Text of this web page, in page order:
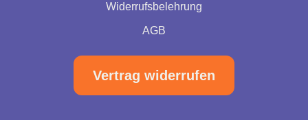
Widerrufsbelehrung
AGB
Vertrag widerrufen